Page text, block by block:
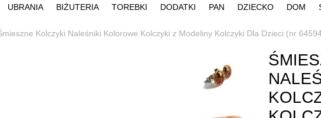
UBRANIA BIŻUTERIA TOREBKI DODATKI PAN DZIECKO DOM
Kolczyki Naleśniki Kolorowe Kolczyki z Modeliny Kolczyki Dla Dzieci (nr